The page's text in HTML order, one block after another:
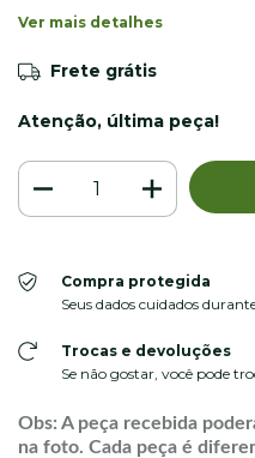
Ver mais detalhes
Frete grátis
Atenção, última peça!
Compra protegida
Seus dados cuidados
Trocas e devoluções
Se não gostar, você pode
Obs: A peça recebida
na foto. Cada peça é